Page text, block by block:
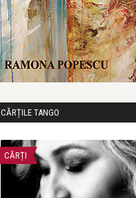
CĂRȚILE TANGO
CĂRȚI